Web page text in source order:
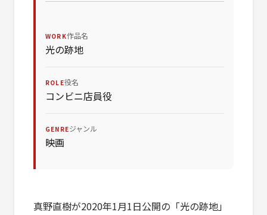
WORK作品名
光の跡地
ROLE役名
コンビニ店員役
GENREジャンル
映画
真野直樹が2020年1月1日公開の「光の跡地」